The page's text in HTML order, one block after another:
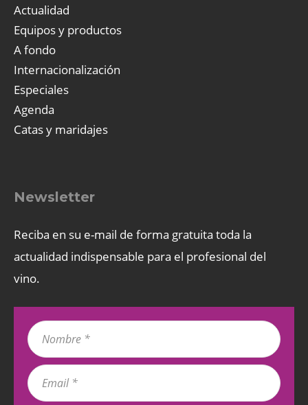
Actualidad
Equipos y productos
A fondo
Internacionalización
Especiales
Agenda
Catas y maridajes
Newsletter
Reciba en su e-mail de forma gratuita toda la
actualidad indispensable para el profesional del
vino.